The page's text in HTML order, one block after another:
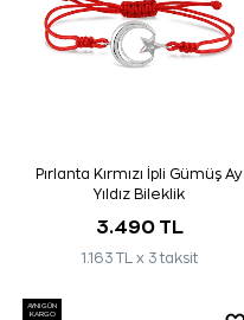
Pırlanta Kırmızı İpli Gümüş Ay
Yıldız Bileklik
3.490 TL
1.163 TL x 3 taksit
AYNI GÜN
KARGO